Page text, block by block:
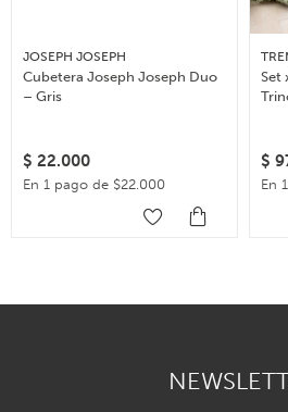
JOSEPH JOSEPH
Cubetera Joseph Joseph Duo
– Gris
$ 22.000
En 1 pago de $22.000
Set
$
En